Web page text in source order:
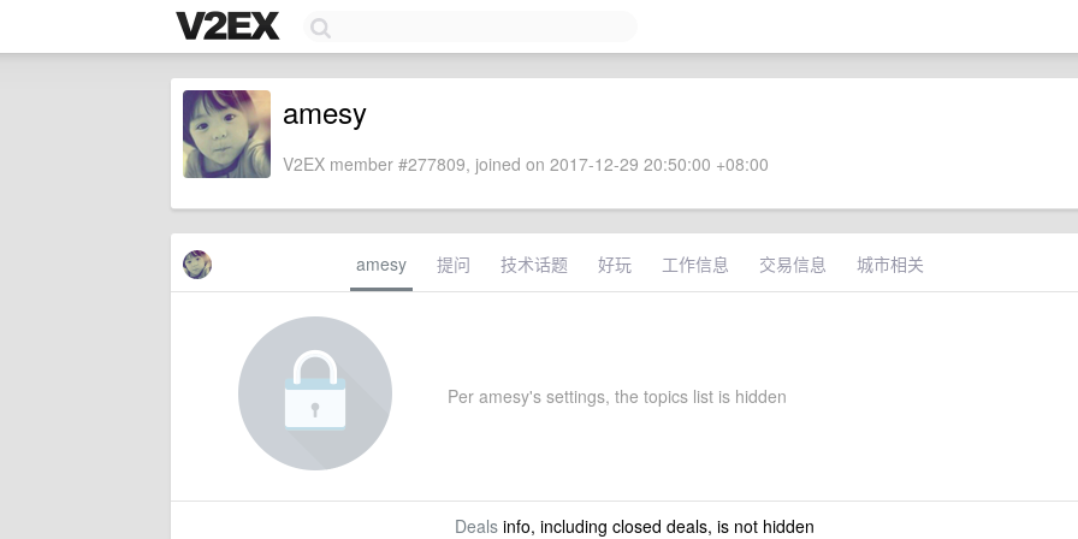
amesy
V2EX member #277809, joined on 2017-12-29 20:50:00 +08:00
amesy 提问 技术话题 好玩 工作信息 交易信息 城市相关
Per amesy's settings, the topics list is hidden
Dealsinfo, including closed deals, is not hidden